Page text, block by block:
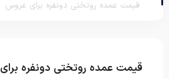
قیمت عمده روتختی دونفره برای عروس
قیمت عمده روتختی دونفره برای